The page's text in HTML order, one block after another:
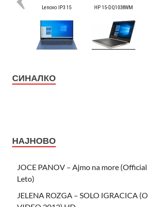
СИНАЛКО
НАЈНОВО
JOCE PANOV – Ajmo na more
Leto)
JELENA ROZGA – SOLO IGRACICA